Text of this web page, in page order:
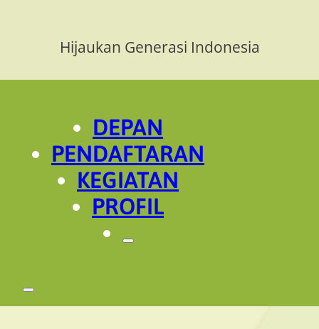
Hijaukan Generasi Indonesia
DEPAN
PENDAFTARAN
KEGIATAN
PROFIL